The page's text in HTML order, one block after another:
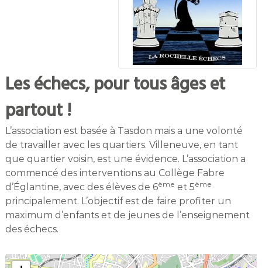
Les échecs, pour tous âges et
partout !
L’association est basée à Tasdon mais a une volonté
de travailler avec les quartiers. Villeneuve, en tant
que quartier voisin, est une évidence. L’association a
commencé des interventions au Collège Fabre
d’Églantine, avec des élèves de 6ème et 5ème
principalement. L’objectif est de faire profiter un
maximum d’enfants et de jeunes de l’enseignement
des échecs.